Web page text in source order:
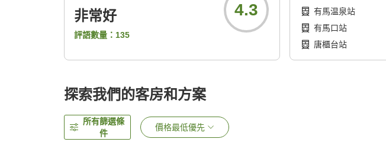
非常好
評語數量： 135
4.3 有馬温泉站
有馬口站
唐櫃台站
探索我們的客房和方案
所有篩選條
件
價格最低優先